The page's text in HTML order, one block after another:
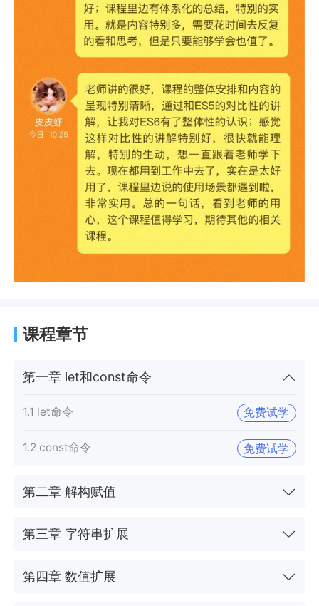
课程章节
第一章 let和const命令
1.1 let命令 免费试学
1.2 const命令 免费试学
第二章 解构赋值
第三章 字符串扩展
第四章 数值扩展